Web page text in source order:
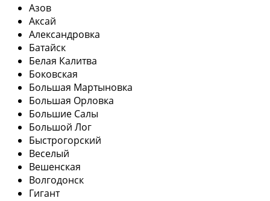
Азов
Аксай
Александровка
Батайск
Белая Калитва
Боковская
Большая Мартыновка
Большая Орловка
Большие Салы
Большой Лог
Быстрогорский
Веселый
Вешенская
Волгодонск
Гигант